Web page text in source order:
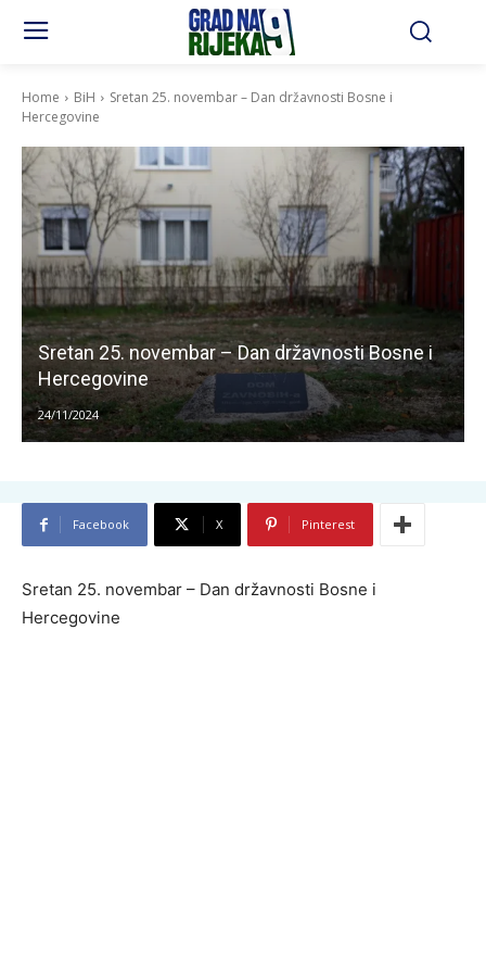
Home BiH
Sretan 25. novembar – Dan državnosti Bosne i
Hercegovine
Sretan 25. novembar – Dan državnosti Bosne i
Hercegovine
24/11/2024
Facebook X Pinterest
Sretan 25. novembar – Dan državnosti Bosne i
Hercegovine